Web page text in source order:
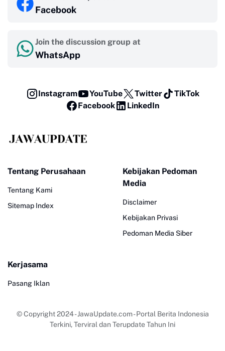
Facebook
Join the discussion group at
WhatsApp
Instagram YouTube Twitter
TikTok
Facebook
LinkedIn
Tentang Perusahaan
Tentang Kami
Sitemap Index
Kebijakan Pedoman
Media
Disclaimer
Kebijakan Privasi
Pedoman Media Siber
Kerjasama
Pasang Iklan
© Copyright 2024-JawaUpdate.com - Portal Berita Indonesia
Terkini, Terviral dan Terupdate Tahun Ini